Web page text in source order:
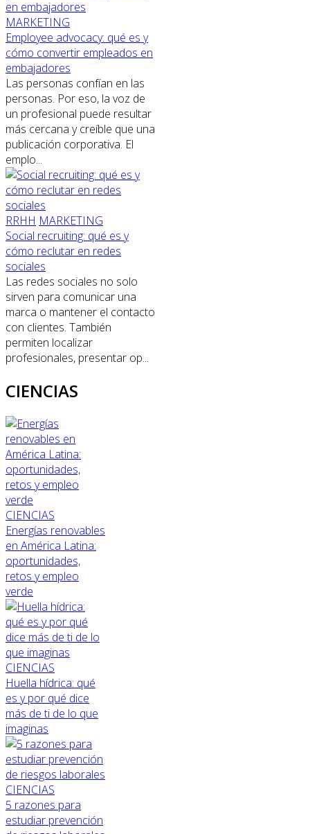
MARKETING
Employee advocacy: qué es y
cómo convertir empleados en
embajadores
Las personas confían en las
personas. Por eso, la voz de
un profesional puede resultar
más cercana y creíble que una
publicación corporativa. El
emplo...
RRHH MARKETING
Social recruiting: qué es y
cómo reclutar en redes
sociales
Las redes sociales no solo
sirven para comunicar una
marca o mantener el contacto
con clientes. También
permiten localizar
profesionales, presentar op...
CIENCIAS
CIENCIAS
Energías renovables
en América Latina:
oportunidades,
retos y empleo
verde
CIENCIAS
Huella hídrica: qué
es y por qué dice
más de ti de lo que
imaginas
CIENCIAS
5 razones para
estudiar prevención